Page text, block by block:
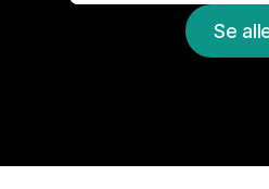
Se